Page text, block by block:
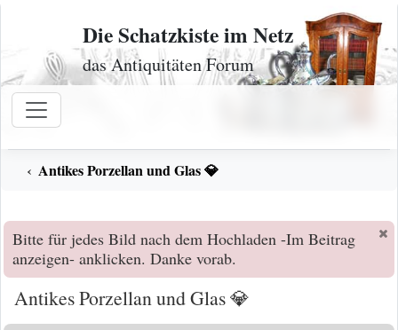
Zum Inhalt
Die Schatzkiste im Netz
das Antiquitäten Forum
Antikes Porzellan und Glas 💎
Bitte für jedes Bild nach dem Hochladen -Im Beitrag
anzeigen- anklicken. Danke vorab.
Antikes Porzellan und Glas 💎